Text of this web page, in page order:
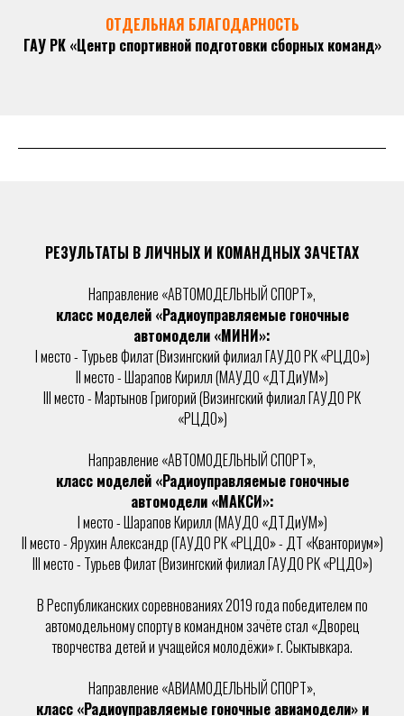
ОТДЕЛЬНАЯ БЛАГОДАРНОСТЬ
ГАУ РК «Центр спортивной подготовки сборных команд»
РЕЗУЛЬТАТЫ В ЛИЧНЫХ И КОМАНДНЫХ ЗАЧЕТАХ
Направление «АВТОМОДЕЛЬНЫЙ СПОРТ»,
класс моделей «Радиоуправляемые гоночные
автомодели «МИНИ»:
I место - Турьев Филат (Визингский филиал ГАУДО РК «РЦДО»)
II место - Шарапов Кирилл (МАУДО «ДТДиУМ»)
III место - Мартынов Григорий (Визингский филиал ГАУДО РК
«РЦДО»)
Направление «АВТОМОДЕЛЬНЫЙ СПОРТ»,
класс моделей «Радиоуправляемые гоночные
автомодели «МАКСИ»:
I место - Шарапов Кирилл (МАУДО «ДТДиУМ»)
II место - Ярухин Александр (ГАУДО РК «РЦДО» - ДТ «Кванториум»)
III место - Турьев Филат (Визингский филиал ГАУДО РК «РЦДО»)
В Республиканских соревнованиях 2019 года победителем по
автомодельному спорту в командномзачёте стал «Дворец
творчества детей и учащейся молодёжи» г. Сыктывкара.
Направление «АВИАМОДЕЛЬНЫЙ СПОРТ»,
класс «Радиоуправляемые гоночные авиамодели» и